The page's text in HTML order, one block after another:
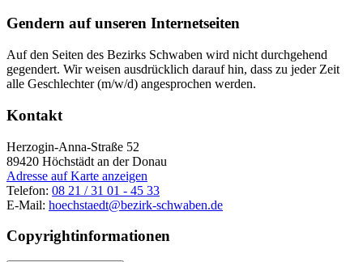
Gendern auf unseren Internetseiten
Auf den Seiten des Bezirks Schwaben wird nicht durchgehend
gegendert. Wir weisen ausdrücklich darauf hin, dass zu jeder Zeit
alle Geschlechter (m/w/d) angesprochen werden.
Kontakt
Herzogin-Anna-Straße 52
89420 Höchstädt an der Donau
Adresse auf Karte anzeigen
Telefon: 08 21 / 31 01 - 45 33
E-Mail: hoechstaedt@bezirk-schwaben.de
Copyrightinformationen